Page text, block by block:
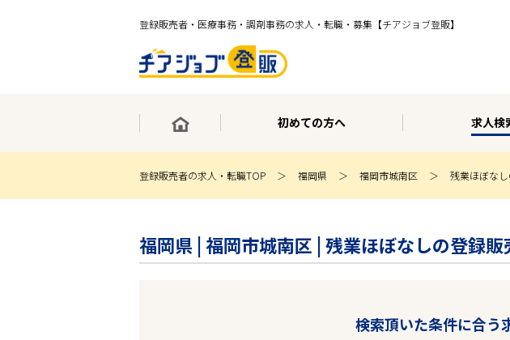
登録販売者・医療事務・調剤事務の求人・転職・募集【チアジョブ登販】
初めての方へ 求人検
登録販売者の求人・転職TOP 福岡県 福岡市城南区 残業ほぼな
福岡県 | 福岡市城南区 | 残業ほぼなしの登録販
検索頂いた条件に合う